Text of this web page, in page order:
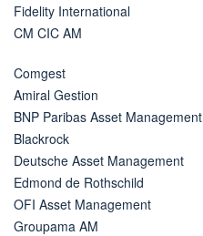
Fidelity International
CM CIC AM
Comgest
Amiral Gestion
BNP Paribas Asset Management
Blackrock
Deutsche Asset Management
Edmond de Rothschild
OFI Asset Management
Groupama AM